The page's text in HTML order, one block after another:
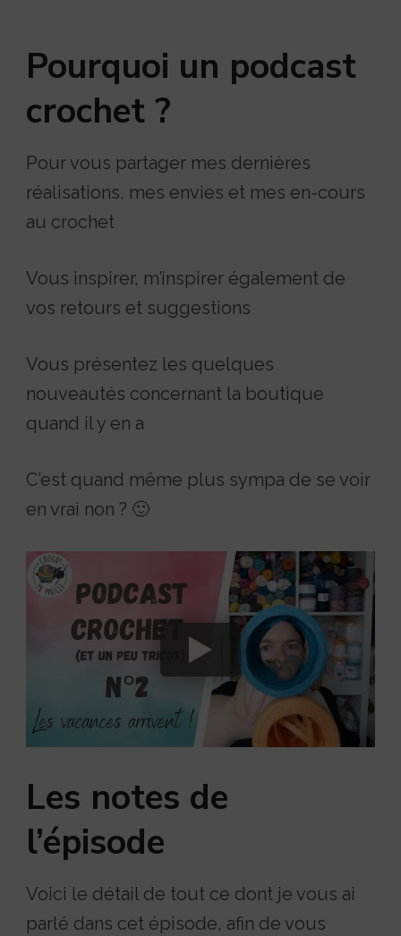
Pourquoi un podcast
crochet ?
Pour vous partager mes dernières
réalisations, mes envies et mes en-cours
au crochet
Vous inspirer, m’inspirer également de
vos retours et suggestions
Vous présentez les quelques
nouveautés concernant la boutique
quand il y en a
C’est quand même plus sympa de se voir
en vrai non ? 🙂
Les notes de
l’épisode
Voici le détail de tout ce dont je vous ai
parlé dans cet épisode, afin de vous